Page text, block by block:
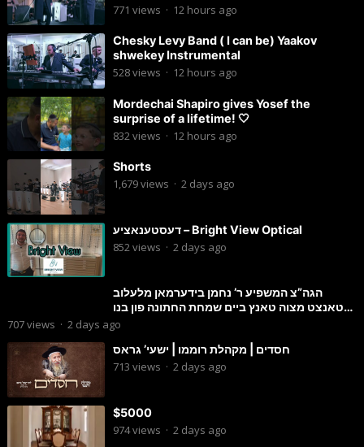
771 views · 12 hours ago
Chesky Levy Band ( I can be) Yaakov
shwekey Instrumental
528views · 12 hours ago
Mordechai Shapiro gives Yosef the
surprise of a lifetime! 🤍
832 views · 12 hours ago
Shorts
1,679views · 2 days ago
דעסטענאציע – Bright View Optical
852 views · 2 days ago
הגה”צ המשפיע ר’ נחמן בידערמאן מלעלוב
טאנצט מצוה טאנץ ביים שמחת החתונה פון בנו
החתן
707views · 2 days ago
חסדים | מקהלת רוממו | ישעי’ גראס
713 views · 2 days ago
$5000
974views · 2 days ago